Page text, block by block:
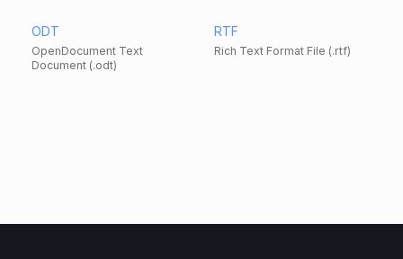
ODT
OpenDocument Text
Document (.odt)
RTF
Rich Text Format File (.rtf)